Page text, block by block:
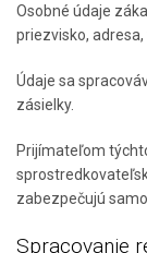
Osobné údaje
priezvisko,
Údaje sa
zásielky.
Prijímateľom
zabezpečujú
Spracovanie